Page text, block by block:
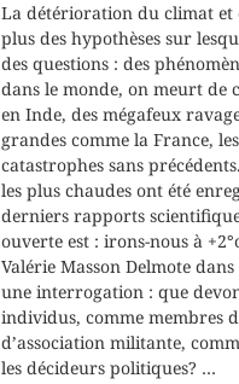
La détérioration du climat et
plus des hypothèses sur
des questions : des
dans le monde, on meurt de
en Inde, des mégafeux
grandes comme la France,
catastrophes sans
les plus chaudes ont été
derniers rapports
ouverte est : irons-nous à
Valérie Masson Delmote
une interrogation : que
individus, comme membres
d’association militante,
les décideurs politiques? …